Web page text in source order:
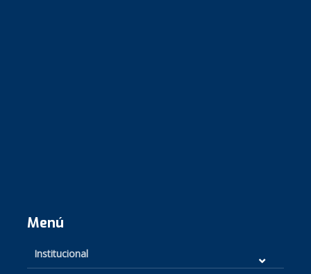
Menú
Institucional